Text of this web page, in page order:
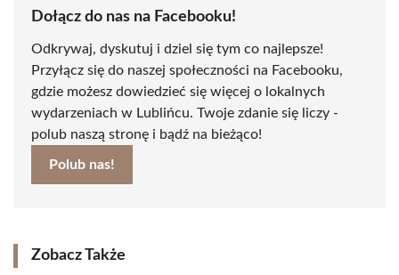
Dołącz do nas na Facebooku!
Odkrywaj, dyskutuj i dziel się tym co najlepsze!
Przyłącz się do naszej społeczności na Facebooku,
gdzie możesz dowiedzieć się więcej o lokalnych
wydarzeniach w Lublińcu. Twoje zdanie się liczy -
polub naszą stronę i bądź na bieżąco!
Polub nas!
Zobacz Także